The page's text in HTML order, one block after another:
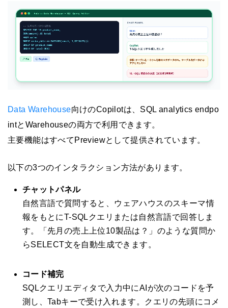
Data Warehouse向けのCopilotは、SQL analytics endpo
intとWarehouseの両方で利用できます。
主要機能はすべてPreviewとして提供されています。
以下の3つのインタラクション方法があります。
チャットパネル
自然言語で質問すると、ウェアハウスのスキーマ情
報をもとにT-SQLクエリまたは自然言語で回答しま
す。「先月の売上上位10製品は？」のような質問か
らSELECT文を自動生成できます。
コード補完
SQLクエリエディタで入力中にAIが次のコードを予
測し、Tabキーで受け入れます。クエリの先頭にコメ